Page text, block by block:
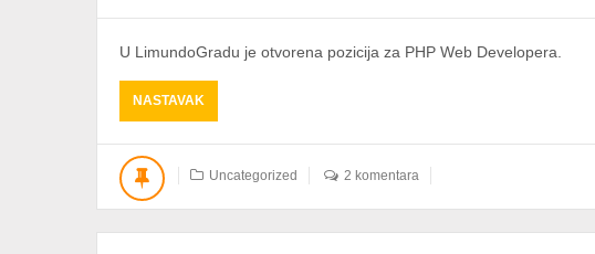
U LimundoGradu je otvorena pozicija za PHP Web Developera.
NASTAVAK
OTVORENA
POZICIJA
PHP
Uncategorized 2 komentara